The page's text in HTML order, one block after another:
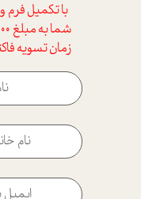
با تکمیل
زمان تسویه